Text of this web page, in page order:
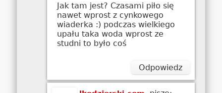
Jak tam jest? Czasami piło się
nawet wprost z cynkowego
wiaderka :) podczas wielkiego
upału taka woda wprost ze
studni to było coś
Odpowiedz